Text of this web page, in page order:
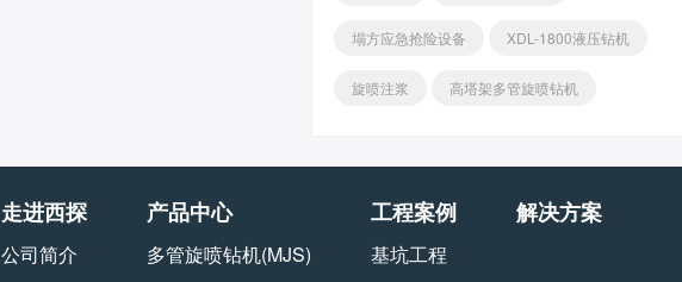
塌方应急抢险设备 XDL-1800液压钻机
旋喷注浆 高塔架多管旋喷钻机
走进西探
公司简介
产品中心
多管旋喷钻机(MJS)
工程案例
基坑工程
解决方案